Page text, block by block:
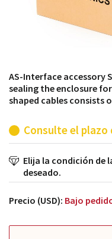
AS-Interface accessory
sealing the enclosure
shaped cables consists
Consulte el plazo
Elija la condición de
deseado.
Precio (USD): Bajo